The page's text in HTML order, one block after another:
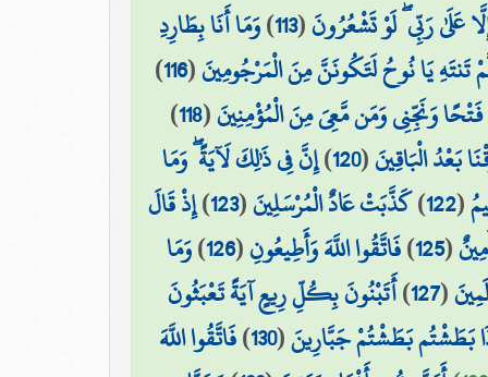
عَلَىٰ رَبِّي ۖ لَوْ تَشْعُرُونَ(
113
)وَمَا أَنَا بِطَارِدِ
تَنتَهِ يَا نُوحُ لَتَكُونَنَّ مِنَ الْمَرْجُومِينَ(
116
)
وَنَجِّنِي وَمَن مَّعِيَ مِنَ الْمُؤْمِنِينَ(
118
)
بَعْدُ الْبَاقِينَ(
120
)إِنَّ فِي ذَٰلِكَ لَآيَةً ۖ وَمَا
(
122
)كَذَّبَتْ عَادٌ الْمُرْسَلِينَ(
123
)إِذْ قَالَ
(
125
)فَاتَّقُوا اللَّهَ وَأَطِيعُونِ(
126
)وَمَا
(
127
)أَتَبْنُونَ بِكُلِّ رِيعٍ آيَةً تَعْبَثُونَ
بَطَشْتُم بَطَشْتُمْ جَبَّارِينَ(
130
)فَاتَّقُوا اللَّهَ